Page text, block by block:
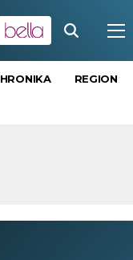
HRONIKA REGION